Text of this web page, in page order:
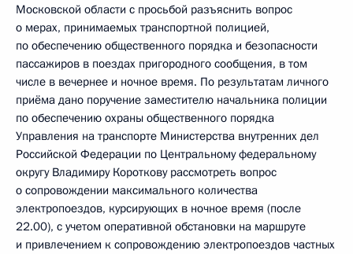
Московской области с просьбой разъяснить вопрос
о мерах, принимаемых транспортной полицией,
по обеспечению общественного порядка и безопасности
пассажиров в поездах пригородного сообщения, в том
числе в вечернее и ночное время. По результатам личного
приёма дано поручение заместителю начальника полиции
по обеспечению охраны общественного порядка
Управления на транспорте Министерства внутренних дел
Российской Федерации по Центральному федеральному
округу Владимиру Короткову рассмотреть вопрос
о сопровождении максимального количества
электропоездов, курсирующих в ночное время (после
22.00), с учетом оперативной обстановки на маршруте
и привлечением к сопровождению электропоездов частных